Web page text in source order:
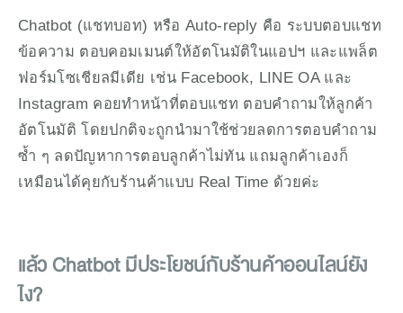
Chatbot (แชทบอท) หรือ Auto-reply คือ ระบบตอบแชท
ข้อความ ตอบคอมเมนต์ให้อัตโนมัติในแอปฯ และแพล็ต
ฟอร์มโซเชียลมีเดีย เช่น Facebook, LINE OA และ
Instagram คอยทำหน้าที่ตอบแชท ตอบคำถามให้ลูกค้า
อัตโนมัติ โดยปกติจะถูกนำมาใช้ช่วยลดการตอบคำถาม
ซ้ำ ๆ ลดปัญหาการตอบลูกค้าไม่ทัน แถมลูกค้าเองก็
เหมือนได้คุยกับร้านค้าแบบ Real Time ด้วยค่ะ
แล้ว Chatbot มีประโยชน์กับร้านค้าออนไลน์ยัง
ไง?